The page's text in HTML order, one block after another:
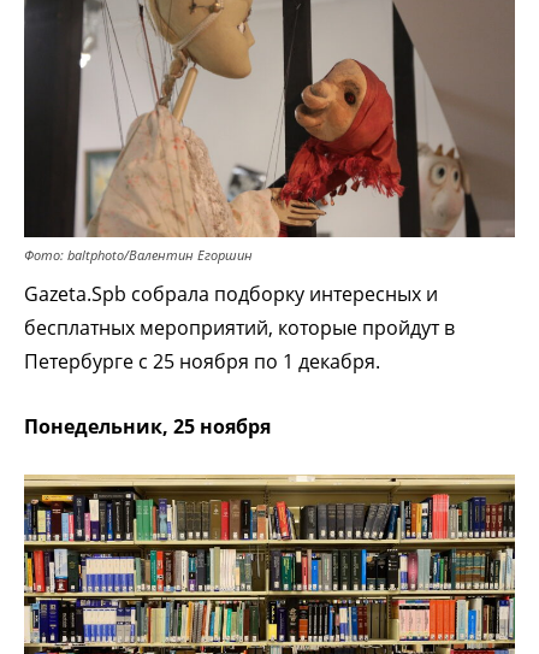
Фото: baltphoto/Валентин Егоршин
Gazeta.Spb собрала подборку интересных и
бесплатных мероприятий, которые пройдут в
Петербурге с 25 ноября по 1 декабря.
Понедельник, 25 ноября